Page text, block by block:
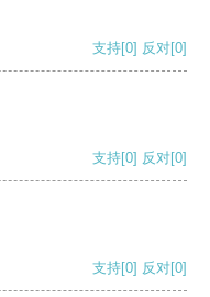
支持[0] 反对[0]
支持[0] 反对[0]
支持[0] 反对[0]